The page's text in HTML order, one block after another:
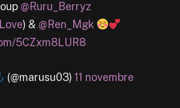
@Ruru_Berryz
) & @Ren_Mgk
5CZxm8LUR8
(@marusu03)11 novembre